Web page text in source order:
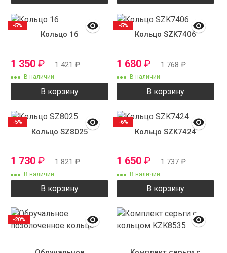
Кольцо 16
1 350 ₽ 1 421₽
В наличии
В корзину
-5%
Кольцо SZK7406
1 680 ₽ 1 768₽
В наличии
В корзину
-5%
Кольцо SZ8025
1 730 ₽ 1 821₽
В наличии
В корзину
-5%
Кольцо SZK7424
1 650 ₽ 1 737₽
В наличии
В корзину
-6%
-20%